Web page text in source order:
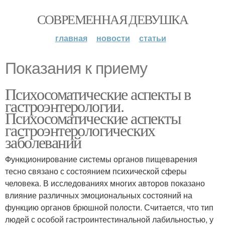
СОВРЕМЕННАЯ ДЕВУШКА
главная новости статьи
Показания к приему
Психосоматические аспекты в
гастроэнтерологии.
Психосоматические аспекты
гастроэнтерологических
заболеваний
Функционирование системы органов пищеварения
тесно связано с состоянием психической сферы
человека. В исследованиях многих авторов показано
влияние различных эмоциональных состояний на
функцию органов брюшной полости. Считается, что тип
людей с особой гастроинтестинальной лабильностью, у